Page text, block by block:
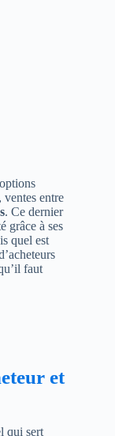
ventes entre
. Ce dernier
grâce à ses
quel est
faut
et
qui sert